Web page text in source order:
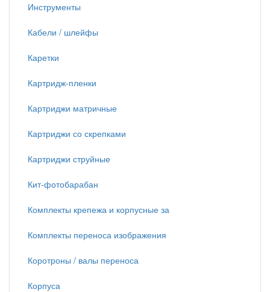
Инструменты
Кабели / шлейфы
Каретки
Картридж-пленки
Картриджи матричные
Картриджи со скрепками
Картриджи струйные
Кит-фотобарабан
Комплекты крепежа и корпусные за
Комплекты переноса изображения
Коротроны / валы переноса
Корпуса